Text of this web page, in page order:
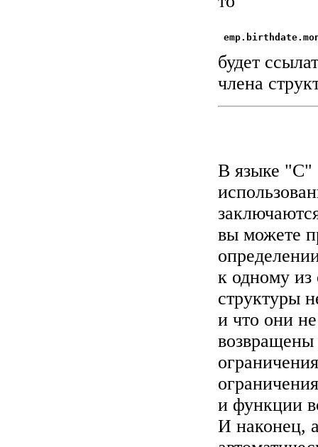
будет
члена
В языке "C"
вы можете
к одному из
структуры
и что они
и функции
И наконец,